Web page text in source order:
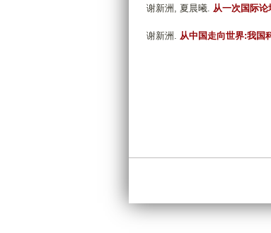
谢新洲, 夏晨曦. 从一次国际论
谢新洲 . 从中国走向世界:我国